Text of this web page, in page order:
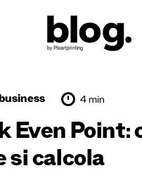
4 min
Even Point:
si calcola